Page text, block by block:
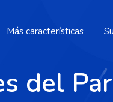
Más características
del